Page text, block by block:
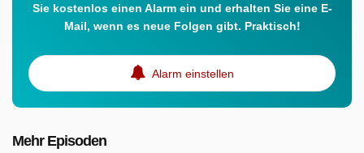
Sie kostenlos einen Alarm ein und erhalten Sie eine E-
Mail, wenn es neue Folgen gibt. Praktisch!
Alarm einstellen
Mehr Episoden